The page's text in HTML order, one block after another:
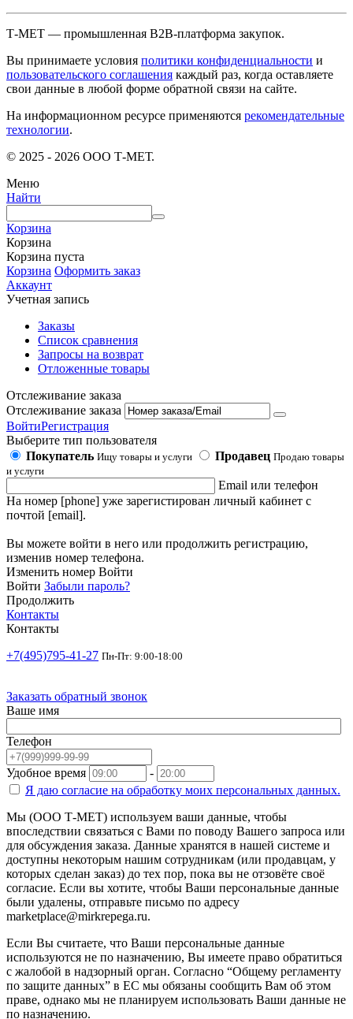
Т-МЕТ — промышленная B2B-платформа закупок.
Вы принимаете условия политики конфиденциальности и
пользовательского соглашения каждый раз, когда оставляете
свои данные в любой форме обратной связи на сайте.
На информационном ресурсе применяются рекомендательные
технологии.
© 2025 - 2026 ООО Т-МЕТ.
Меню
Найти
Корзина
Корзина
Корзина пуста
Корзина Оформить заказ
Аккаунт
Учетная запись
Заказы
Список сравнения
Запросы на возврат
Отложенные товары
Отслеживание заказа
Отслеживание заказа
ВойтиРегистрация
Выберите тип пользователя
Покупатель Ищу товары и услуги Продавец Продаю товары
и услуги
Email или телефон
На номер [phone] уже зарегистирован личный кабинет с
почтой [email].
Вы можете войти в него или продолжить регистрацию,
изменив номер телефона.
Изменить номер Войти
Войти Забыли пароль?
Продолжить
Контакты
Контакты
+7(495)795-41-27 Пн-Пт: 9:00-18:00
Заказать обратный звонок
Ваше имя
Телефон
Удобное время
-
Я даю согласие на обработку моих персональных данных.
Мы (ООО Т-МЕТ) используем ваши данные, чтобы
впоследствии связаться с Вами по поводу Вашего запроса или
для обсуждения заказа. Данные хранятся в нашей системе и
доступны некоторым нашим сотрудникам (или продавцам, у
которых сделан заказ) до тех пор, пока вы не отзовёте своё
согласие. Если вы хотите, чтобы Ваши персональные данные
были удалены, отправьте письмо по адресу
marketplace@mirkrepega.ru.
Если Вы считаете, что Ваши персональные данные
используются не по назначению, Вы имеете право обратиться
с жалобой в надзорный орган. Согласно “Общему регламенту
по защите данных” в ЕС мы обязаны сообщить Вам об этом
праве, однако мы не планируем использовать Ваши данные не
по назначению.